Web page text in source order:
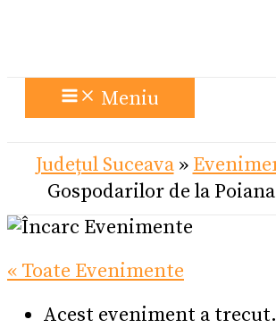
Meniu
Județul Suceava»
Gospodarilor de la
« Toate Evenimente
Acest eveniment a trecut.